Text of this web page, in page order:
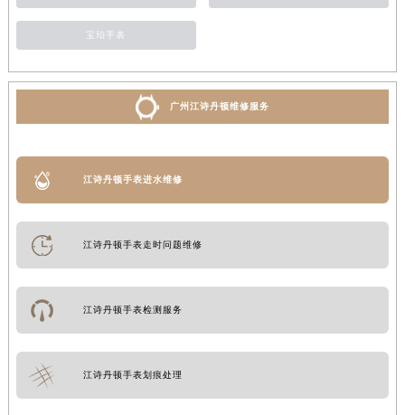
宝珀手表
广州江诗丹顿维修服务
江诗丹顿手表进水维修
江诗丹顿手表走时问题维修
江诗丹顿手表检测服务
江诗丹顿手表划痕处理